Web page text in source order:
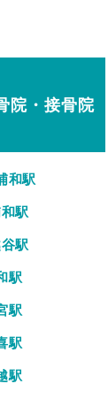
院・接骨院
和駅
駅
駅
駅
駅
駅
駅